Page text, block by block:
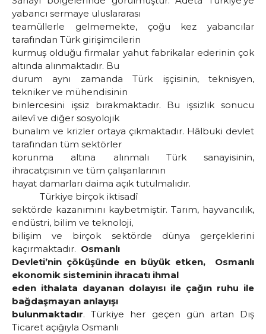
yabancı sermaye uluslararası
teamüllerle gelmemekte, çoğu kez yabancılar
tarafından Türk girişimcilerin
kurmuş olduğu firmalar yahut fabrikalar ederinin çok
altında alınmaktadır. Bu
durum aynı zamanda Türk işçisinin, teknisyen,
tekniker ve mühendisinin
binlercesini işsiz bırakmaktadır. Bu işsizlik sonucu
ailevî ve diğer sosyolojik
bunalım ve krizler ortaya çıkmaktadır. Hâlbuki devlet
tarafından tüm sektörler
korunma altına alınmalı Türk sanayisinin,
ihracatçısının ve tüm çalışanlarının
hayat damarları daima açık tutulmalıdır.
Türkiye birçok iktisadî
sektörde kazanımını kaybetmiştir. Tarım, hayvancılık,
endüstri, bilim ve teknoloji,
bilişim ve birçok sektörde dünya gerçeklerini
kaçırmaktadır. Osmanlı
Devleti’nin çöküşünde en büyük etken, Osmanlı
ekonomik sisteminin ihracatı ihmal
eden ithalata dayanan dolayısı ile çağın ruhu ile
bağdaşmayan anlayışı
bulunmaktadır. Türkiye her geçen gün artan Dış
Ticaret açığıyla Osmanlı